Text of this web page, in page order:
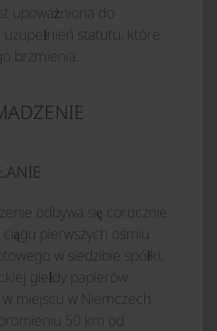
upoważniona do
statutu, które
brzmienia.
odbywa się corocznie
pierwszych ośmiu
w siedzibie spółki,
giełdy papierów
miejscu w Niemczech
50 km od